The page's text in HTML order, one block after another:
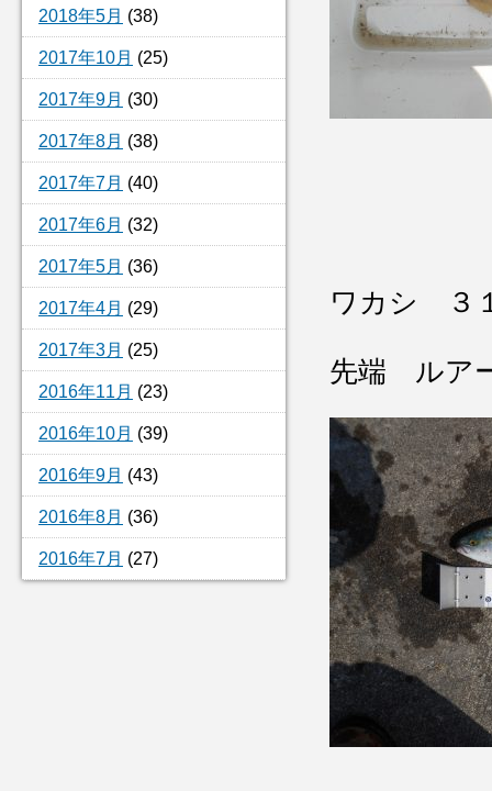
2018年5月 (38)
2017年10月 (25)
2017年9月 (30)
2017年8月 (38)
2017年7月 (40)
2017年6月 (32)
2017年5月 (36)
2017年4月 (29)
2017年3月 (25)
2016年11月 (23)
2016年10月 (39)
2016年9月 (43)
2016年8月 (36)
2016年7月 (27)
ワカシ ３
先端 ルア